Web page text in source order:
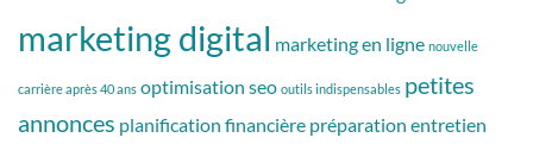
marketing digital marketing en ligne nouvelle
carrière après 40 ans optimisation seo outils indispensables petites
annonces planification financière préparation entretien